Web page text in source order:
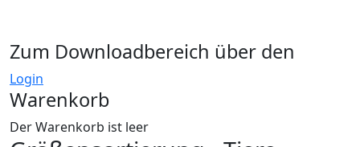
Zum Downloadbereich über den
Login
Warenkorb
Der Warenkorb ist leer